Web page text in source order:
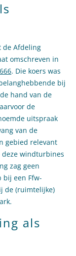
de Afdeling
omschreven in
. Die koers was
bij
hand van de
de
uitspraak
van de
gebied relevant
deze windturbines
zag geen
een Ffw-
de (ruimtelijke)
als